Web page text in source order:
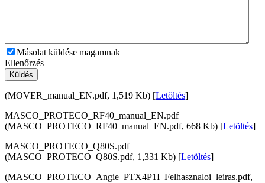
Másolat küldése magamnak
Ellenőrzés
Küldés
(MOVER_manual_EN.pdf, 1,519 Kb) [Letöltés]
MASCO_PROTECO_RF40_manual_EN.pdf
(MASCO_PROTECO_RF40_manual_EN.pdf, 668 Kb) [Letöltés]
MASCO_PROTECO_Q80S.pdf
(MASCO_PROTECO_Q80S.pdf, 1,331 Kb) [Letöltés]
(MASCO_PROTECO_Angie_PTX4P1I_Felhasznaloi_leiras.pdf,